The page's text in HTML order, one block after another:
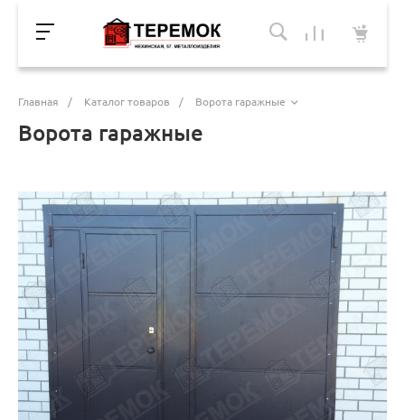
Главная / Каталог товаров / Ворота гаражные
Ворота гаражные